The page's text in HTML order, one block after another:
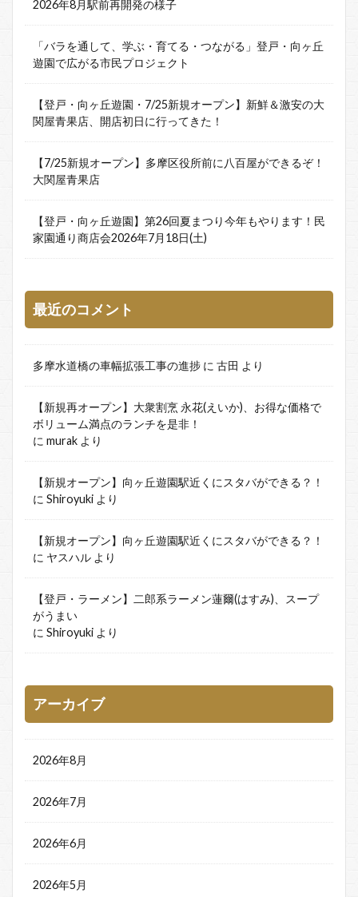
2026年8月駅前再開発の様子
「バラを通して、学ぶ・育てる・つながる」登戸・向ヶ丘
遊園で広がる市民プロジェクト
【登戸・向ヶ丘遊園・7/25新規オープン】新鮮＆激安の大
関屋青果店、開店初日に行ってきた！
【7/25新規オープン】多摩区役所前に八百屋ができるぞ！
大関屋青果店
【登戸・向ヶ丘遊園】第26回夏まつり今年もやります！民
家園通り商店会2026年7月18日(土)
最近のコメント
多摩水道橋の車幅拡張工事の進捗 に 古田 より
【新規再オープン】大衆割烹 永花(えいか)、お得な価格で
ボリューム満点のランチを是非！
に murak より
【新規オープン】向ヶ丘遊園駅近くにスタバができる？！
に Shiroyuki より
【新規オープン】向ヶ丘遊園駅近くにスタバができる？！
に ヤスハル より
【登戸・ラーメン】二郎系ラーメン蓮爾(はすみ)、スープ
がうまい
に Shiroyuki より
アーカイブ
2026年8月
2026年7月
2026年6月
2026年5月